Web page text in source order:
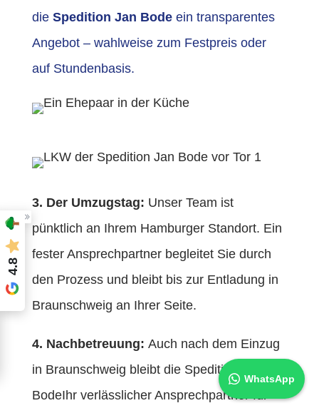
die Spedition Jan Bode ein transparentes
Angebot – wahlweise zum Festpreis oder
auf Stundenbasis.
3. Der Umzugstag: Unser Team ist
pünktlich an Ihrem Hamburger Standort. Ein
fester Ansprechpartner begleitet Sie durch
den Prozess und bleibt bis zur Entladung in
Braunschweig an Ihrer Seite.
4. Nachbetreuung: Auch nach dem Einzug
in Braunschweig bleibt die Spedition Jan
BodeIhr verlässlicher Ansprechpartner für
WhatsApp
4.8